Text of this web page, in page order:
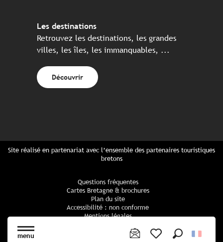
menu
Les destinations
Retrouvez les destinations, les grandes
villes, les îles, les immanquables, ...
Découvrir
Site réalisé en partenariat avec l’ensemble des partenaires touristiques
bretons
Questions fréquentes
Cartes Bretagne & brochures
Plan du site
Accessibilité : non conforme
Mentions légales
Politique cookies